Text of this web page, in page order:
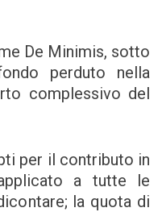
De Minimis, sotto
perduto nella
complessivo del
per il contributo in
a tutte le
la quota di